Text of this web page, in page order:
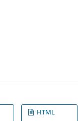
HTML